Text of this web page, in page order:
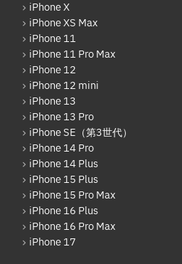
（第6世代）
iPhone X
iPhone XS Max
iPhone 11
iPhone 11 Pro Max
iPhone 12
iPhone 12 mini
iPhone 13
iPhone 13 Pro
iPhone SE（第3世代）
iPhone 14 Pro
iPhone 14 Plus
iPhone 15 Plus
iPhone 15 Pro Max
iPhone 16 Plus
iPhone 16 Pro Max
iPhone 17